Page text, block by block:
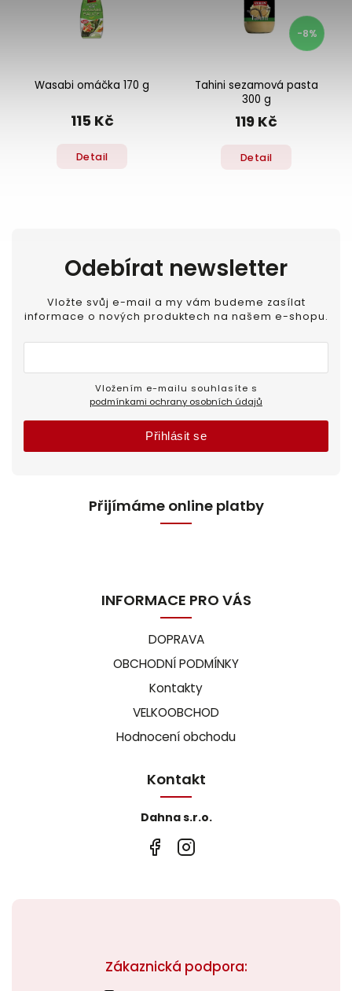
Wasabi omáčka 170 g
115 Kč
Detail
-8%
Tahini sezamová pasta
300 g
119 Kč
Detail
Zákaznická podpora:
Odebírat newsletter
Vložte svůj e-mail a my vám budeme zasílat
informace o nových produktech na našem e-shopu.
podmínkami ochrany osobních údajů
Přihlásit se
Přijímáme online platby
INFORMACE PRO VÁS
DOPRAVA
OBCHODNÍ PODMÍNKY
Kontakty
VELKOOBCHOD
Hodnocení obchodu
Kontakt
Dahna s.r.o.